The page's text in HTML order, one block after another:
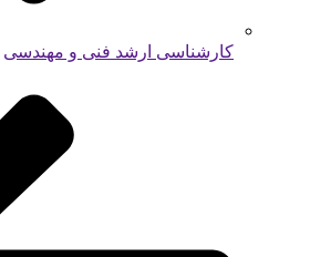
کارشناسی ارشد فنی و مهندسی